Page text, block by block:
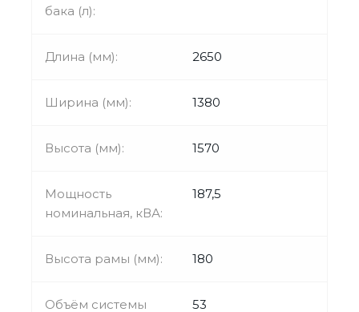
бака (л):
Длина (мм): 2650
Ширина (мм): 1380
Высота (мм): 1570
Мощность
номинальная, кВА:
187,5
Высота рамы (мм): 180
Объём системы 53